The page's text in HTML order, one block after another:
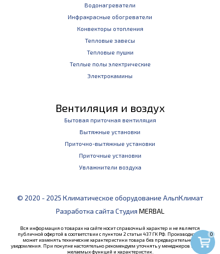
0
Водонагреватели
Инфракрасные обогреватели
Конвекторы отопления
Тепловые завесы
Тепловые пушки
Теплые полы электрические
Электрокамины
Вентиляция и воздух
Бытовая приточная вентиляция
Вытяжные установки
Приточно-вытяжные установки
Приточные установки
Увлажнители воздуха
© 2020 - 2025 Климатическое оборудование АльпКлимат
Разработка сайта Студия MERBAL
Вся информация о товарах на сайте носит справочный характер и не является
публичной офертой в соответствии с пунктом 2 статьи 437 ГК РФ. Производитель
может изменять технические характеристики товара без предварительного
уведомления. При покупке настоятельно рекомендуем уточнять у менеджеров наличие
желаемых функций и характеристик.